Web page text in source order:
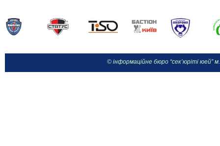
© інформаційне бюро “сек’юріті юей” м.